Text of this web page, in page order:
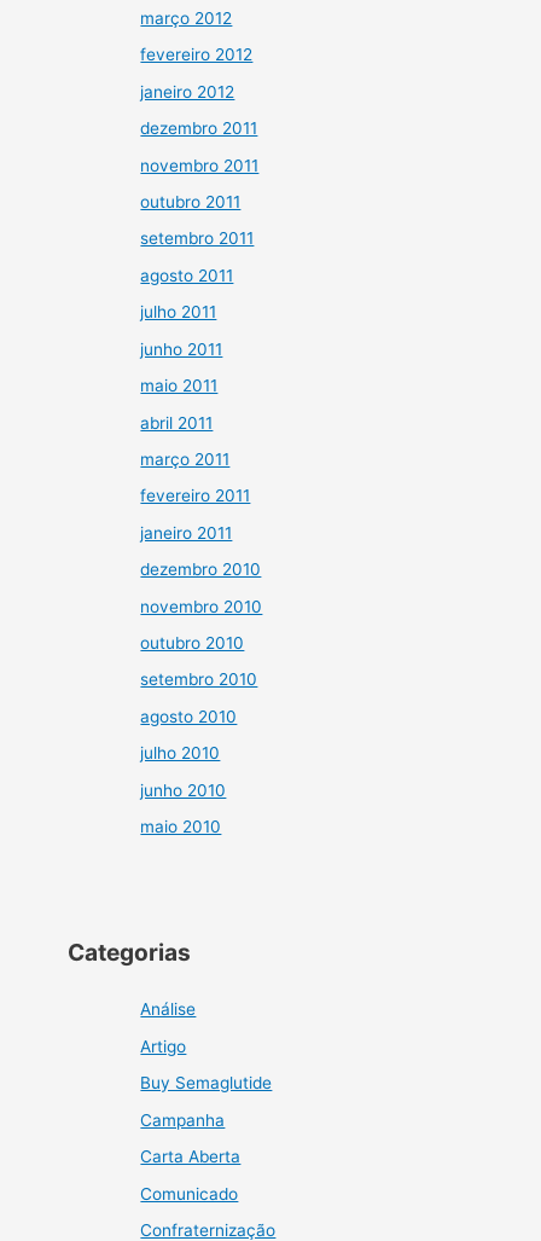
março 2012
fevereiro 2012
janeiro 2012
dezembro 2011
novembro 2011
outubro 2011
setembro 2011
agosto 2011
julho 2011
junho 2011
maio 2011
abril 2011
março 2011
fevereiro 2011
janeiro 2011
dezembro 2010
novembro 2010
outubro 2010
setembro 2010
agosto 2010
julho 2010
junho 2010
maio 2010
Categorias
Análise
Artigo
Buy Semaglutide
Campanha
Carta Aberta
Comunicado
Confraternização